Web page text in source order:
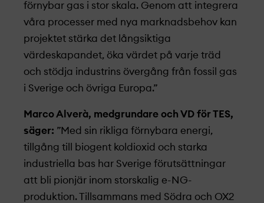
förnybar gas i stor skala. Genom att integrera
våra processer med nya marknads­behov kan
projekt­et stärka det långsiktiga
värdeskapandet, öka värdet på varje träd
och stödja industrins övergång från fossil gas
i Sverige och övriga Europa.”
Marco Alverà, medgrundare och VD för TES,
säger: ”Med sin rikliga förnybara energi,
tillgång till biogent koldioxid och starka
industriella bas har Sverige förutsättningar
att bli pionjär inom storskalig e-NG-
produktion. Tillsammans med Södra och OX2